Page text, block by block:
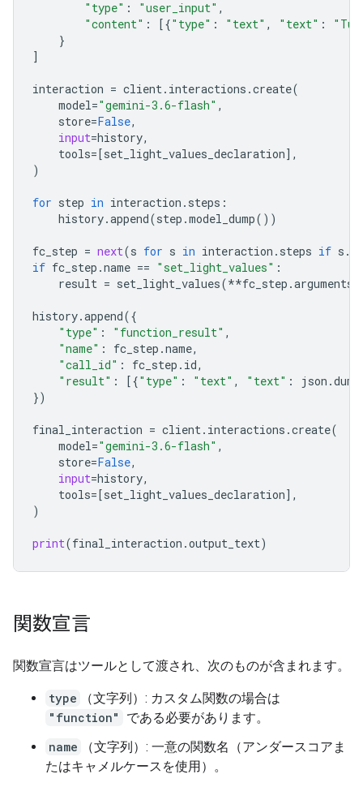
"type" : "user_input" ,
"content" : [{"type" : "text" , "text" :
}
]
interaction = client. interactions .create(
model="gemini-3.6-flash" ,
store=False,
input=history,
tools= [set_light_values_declaration],
)
for step in interaction . steps :
history.append(step .model_dump())
fc_step = next(s for s in interaction . steps if s .
if fc_step .name == "set_light_values" :
result = set_light_values(**fc_step .arguments
history.append({
"type" : "function_result" ,
"name" : fc_step .name,
"call_id" : fc_step . id,
"result" : [{"type" : "text" , "text" : json .
})
final_interaction = client. interactions .create(
model="gemini-3.6-flash" ,
store=False,
input=history,
tools= [set_light_values_declaration],
)
print(final_interaction .output_text)
関数宣言
関数宣言はツールとして渡され、次のものが含まれます。
type
（文字列）: カスタム関数の場合は
"function"
である必要があります。
name
（文字列）: 一意の関数名（アンダースコアま
たはキャメルケースを使用）。